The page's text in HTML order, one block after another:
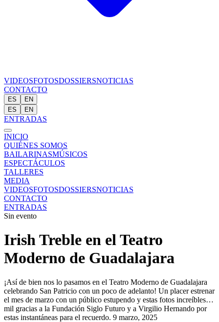
VIDEOSFOTOSDOSSIERSNOTICIAS
CONTACTO
ES
EN
ES
EN
ENTRADAS
INICIO
QUIÉNES SOMOS
BAILARINASMÚSICOS
ESPECTÁCULOS
TALLERES
MEDIA
VIDEOSFOTOSDOSSIERSNOTICIAS
CONTACTO
ENTRADAS
Sin evento
Irish Treble en el Teatro
Moderno de Guadalajara
¡Así de bien nos lo pasamos en el Teatro Moderno de Guadalajara
celebrando San Patricio con un poco de adelanto! Un placer estrenar
el mes de marzo con un público estupendo y estas fotos increíbles…
mil gracias a la Fundación Siglo Futuro y a Virgilio Hernando por
estas instantáneas para el recuerdo. 9 marzo, 2025